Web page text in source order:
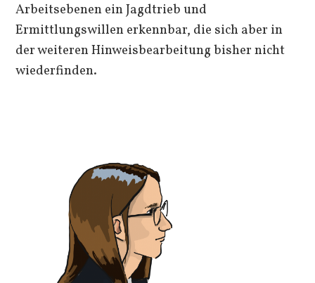
Arbeitsebenen ein Jagdtrieb und
Ermittlungswillen erkennbar, die sich aber in
der weiteren Hinweisbearbeitung bisher nicht
wiederfinden.